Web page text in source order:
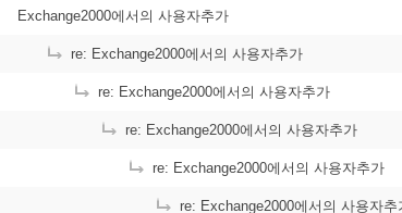
Exchange2000에서의 사용자추가
re: Exchange2000에서의 사용자추가
re: Exchange2000에서의 사용자추가
re: Exchange2000에서의 사용자추가
re: Exchange2000에서의 사용자추가
re: Exchange2000에서의 사용자추